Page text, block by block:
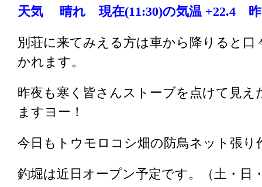
天気 晴れ 現在(11:30)の気温 +22.4 昨
別荘に来てみえる方は車から降りると
かれます。
昨夜も寒く皆さんストーブを点けて見
ますヨー！
今日もトウモロコシ畑の防鳥ネット張り
釣堀は近日オープン予定です。（土・日